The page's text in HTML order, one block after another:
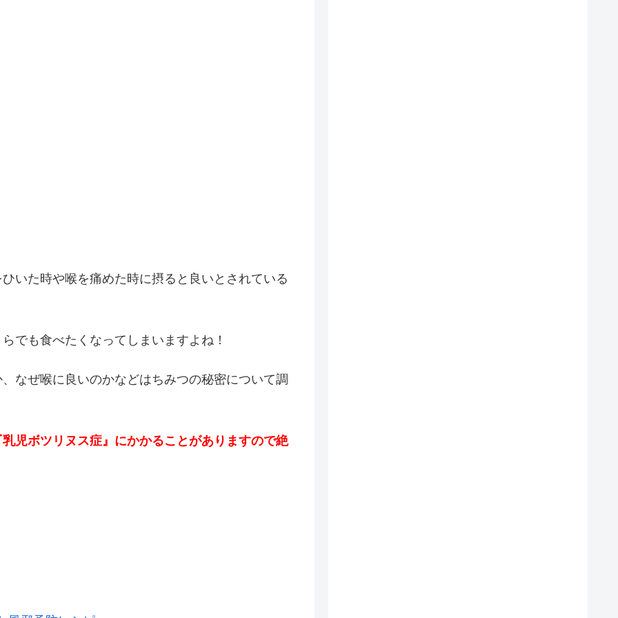
いた時や喉を痛めた時に摂ると良いとされている
でも食べたくなってしまいますよね！
なぜ喉に良いのかなどはちみつの秘密について調
児ボツリヌス症』にかかることがありますので絶